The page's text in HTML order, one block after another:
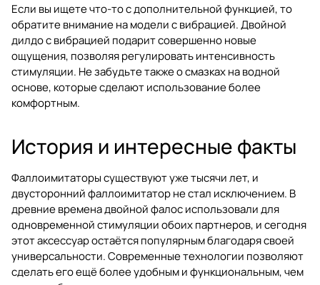
Если вы ищете что-то с дополнительной функцией, то
обратите внимание на модели с вибрацией. Двойной
дилдо с вибрацией подарит совершенно новые
ощущения, позволяя регулировать интенсивность
стимуляции. Не забудьте также о смазках на водной
основе, которые сделают использование более
комфортным.
История и интересные факты
Фаллоимитаторы существуют уже тысячи лет, и
двусторонний фаллоимитатор не стал исключением. В
древние времена двойной фалос использовали для
одновременной стимуляции обоих партнеров, и сегодня
этот аксессуар остаётся популярным благодаря своей
универсальности. Современные технологии позволяют
сделать его ещё более удобным и функциональным, чем